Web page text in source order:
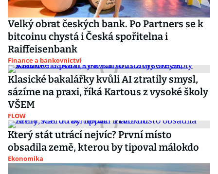
Velký obrat českých bank. Po Partners se k
bitcoinu chystá i Česká spořitelna i
Raiffeisenbank
Finance a bankovnictví
Klasické bakalářky kvůli AI ztratily smysl,
sázíme na praxi, říká Kartous z vysoké školy
VŠEM
FLOW
Který stát utrácí nejvíc? První místo
obsadila země, kterou by tipoval málokdo
Ekonomika